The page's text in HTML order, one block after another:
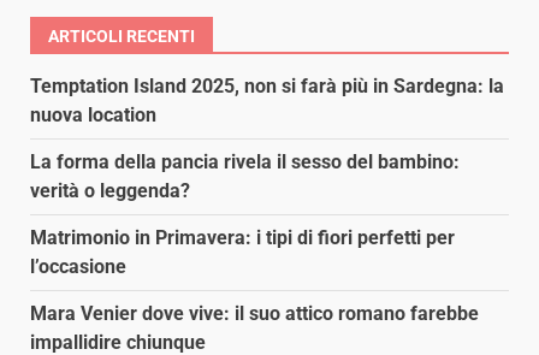
ARTICOLI RECENTI
Temptation Island 2025, non si farà più in Sardegna: la
nuova location
La forma della pancia rivela il sesso del bambino:
verità o leggenda?
Matrimonio in Primavera: i tipi di fiori perfetti per
l’occasione
Mara Venier dove vive: il suo attico romano farebbe
impallidire chiunque